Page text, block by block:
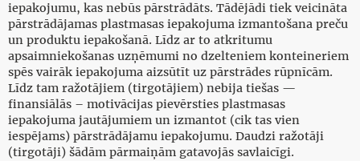
iepakojumu, kas nebūs pārstrādāts. Tādējādi tiek veicināta
pārstrādājamas plastmasas iepakojuma izmantošana preču
un produktu iepakošanā. Līdz ar to atkritumu
apsaimniekošanas uzņēmumi no dzelteniem konteineriem
spēs vairāk iepakojuma aizsūtīt uz pārstrādes rūpnīcām.
Līdz tam ražotājiem (tirgotājiem) nebija tiešas —
finansiālās – motivācijas pievērsties plastmasas
iepakojuma jautājumiem un izmantot (cik tas vien
iespējams) pārstrādājamu iepakojumu. Daudzi ražotāji
(tirgotāji) šādām pārmaiņām gatavojās savlaicīgi.